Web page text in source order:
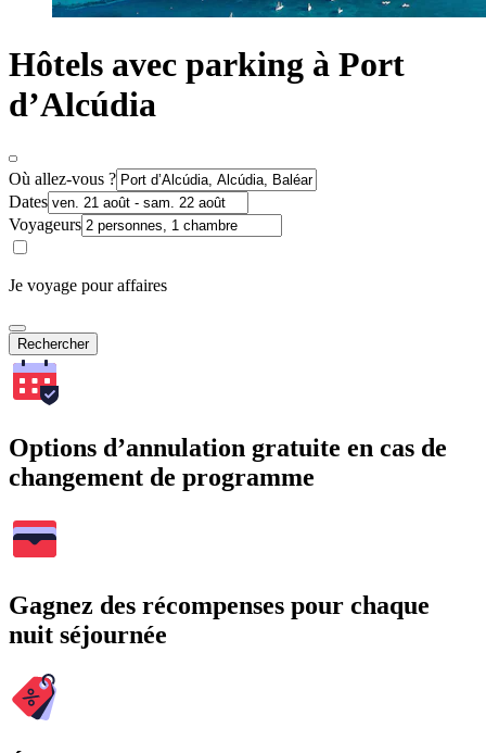
Hôtels avec parking à Port
d’Alcúdia
Où allez-vous ?
Dates
Voyageurs
Je voyage pour affaires
Rechercher
Options d’annulation gratuite en cas de
changement de programme
Gagnez des récompenses pour chaque
nuit séjournée